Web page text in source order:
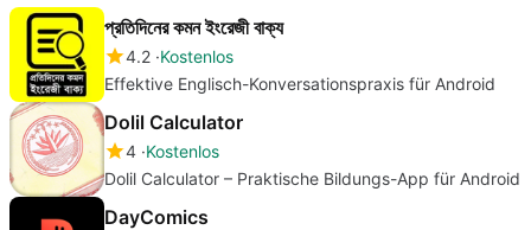
প্রতিদিনের কমন ইংরেজী বাক্য
4.2 Kostenlos
Effektive Englisch-Konversationspraxis für Android
Dolil Calculator
4 Kostenlos
Dolil Calculator – Praktische Bildungs-App für Android
DayComics